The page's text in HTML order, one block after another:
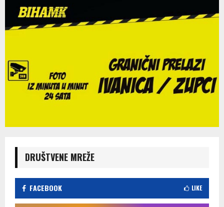
DRUŠTVENE MREŽE
FACEBOOK LIKE